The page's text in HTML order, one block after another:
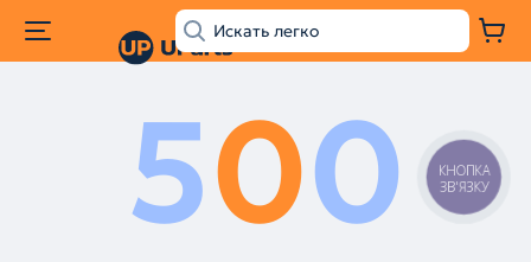
500
КНОПКА
ЗВ'ЯЗКУ